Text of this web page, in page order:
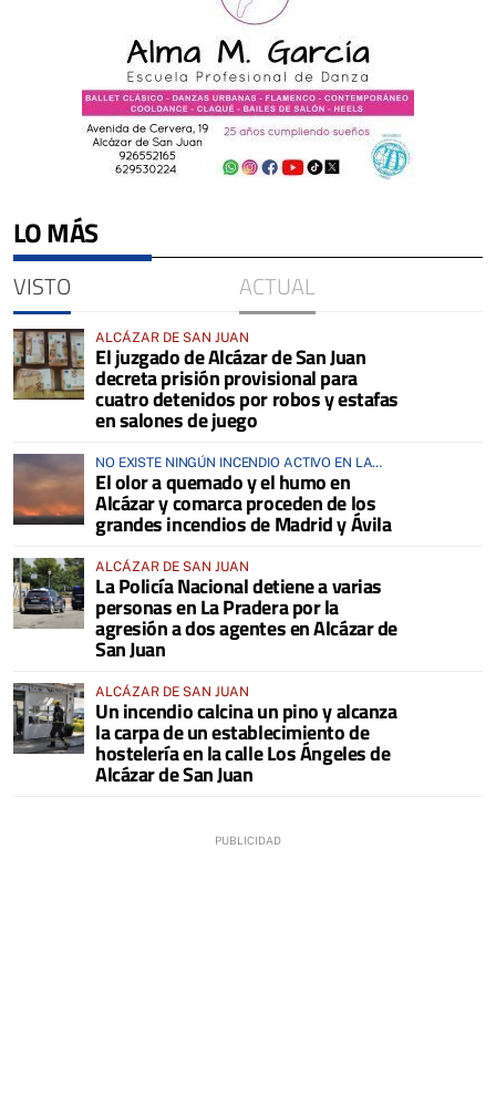
LO MÁS
VISTO ACTUAL
ALCÁZAR DE SAN JUAN
El juzgado de Alcázar de San Juan
decreta prisión provisional para
cuatro detenidos por robos y estafas
en salones de juego
NO EXISTE NINGÚN INCENDIO ACTIVO EN LA
COMARCA
El olor a quemado y el humo en
Alcázar y comarca proceden de los
grandes incendios de Madrid y Ávila
ALCÁZAR DE SAN JUAN
La Policía Nacional detiene a varias
personas en La Pradera por la
agresión a dos agentes en Alcázar de
San Juan
ALCÁZAR DE SAN JUAN
Un incendio calcina un pino y alcanza
la carpa de un establecimiento de
hostelería en la calle Los Ángeles de
Alcázar de San Juan